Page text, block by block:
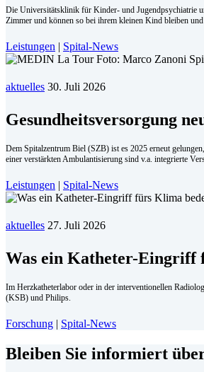
Die Universitätsklinik für Kinder- und Jugendpsychiatrie
Zimmer und können so bei ihrem kleinen Kind bleiben
Leistungen Spital-News
aktuelles 30. Juli 2026
Ge­sund­heits­ver­sor­gung
Dem Spitalzentrum Biel (SZB) ist es 2025 erneut
einer verstärkten Ambulantisierung sind v.a. integrierte
Leistungen | Spital-News
aktuelles 27. Juli 2026
Was ein Katheter-Eingriff
Im Herzkatheterlabor oder in der interventionellen
(KSB) und Philips.
Forschung | Spital-News
Bleiben Sie informiert